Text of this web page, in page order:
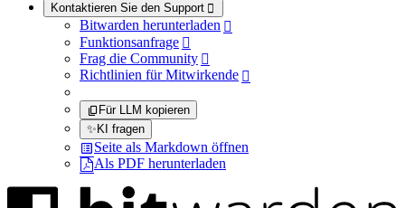
Kontaktieren Sie den Support 
Bitwarden herunterladen 
Funktionsanfrage 
Frag die Community 
Richtlinien für Mitwirkende 
Für LLM kopieren
✨KI fragen
Seite als Markdown öffnen
Als PDF herunterladen